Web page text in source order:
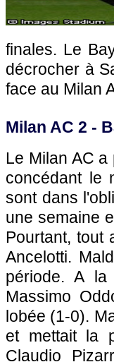
finales. Le
décrocher à
face au Milan
Milan AC 2 -
Le Milan AC
concédant le
sont dans
une semaine
Pourtant, tout
Ancelotti.
période. A
Massimo
lobée (1-0).
et mettait la
Claudio